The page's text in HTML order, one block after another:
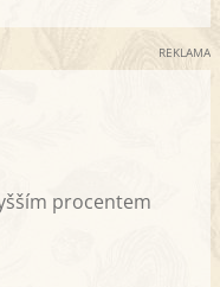
REKLAMA
procentem